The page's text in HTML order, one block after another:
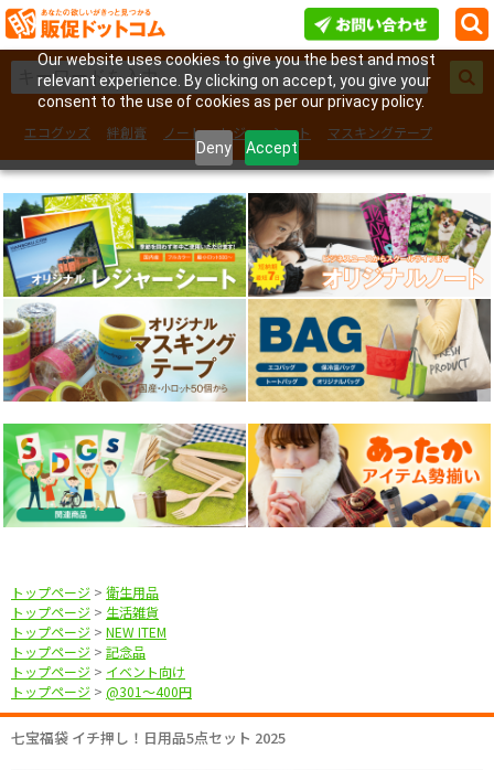
Our website uses cookies to give you the best and most
relevant experience. By clicking on accept, you give your
consent to the use of cookies as per our privacy policy.
Deny Accept
エコグッズ 絆創膏 ノート レジャーシート
マスキングテープ
フェイスシール
トップページ > 衛生用品
トップページ > 生活雑貨
トップページ > NEW ITEM
トップページ > 記念品
トップページ > イベント向け
トップページ > @301〜400円
七宝福袋 イチ押し！日用品5点セット 2025